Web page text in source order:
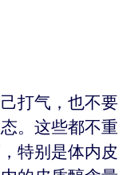
打气，也不要
。这些都不重
特别是体内皮